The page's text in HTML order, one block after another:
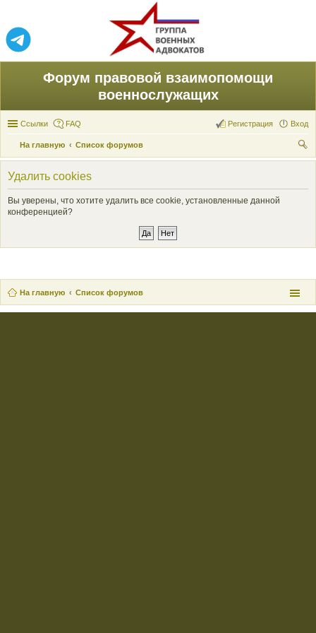
Форум правовой взаимопомощи
военнослужащих
Ссылки FAQ Вход
Регистрация
На главную
Список форумов
ои
Удалить cookies
Вы уверены, что хотите удалить все cookie, установленные данной
конференцией?
На главную Список форумов